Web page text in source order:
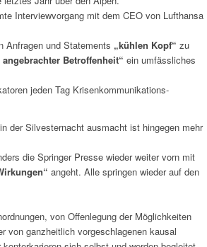
Interviewvorgang mit dem CEO von Lufthansa
Anfragen und Statements „kühlen Kopf“ zu
Betroffenheit“ ein umfässliches
jeden Tag Krisenkommunikations-
der Silvesternacht ausmacht ist hingegen mehr
die Springer Presse wieder weiter vorn mit
angeht. Alle springen wieder auf den
von Offenlegung der Möglichkeiten
von ganzheitlich vorgeschlagenen kausal